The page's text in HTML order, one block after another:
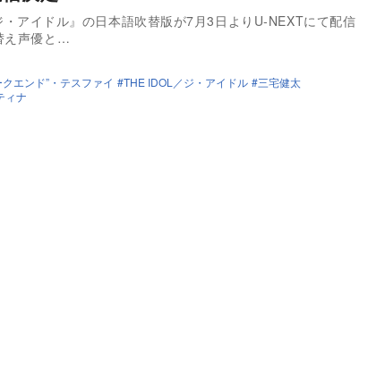
アイドル』の日本語吹替版が7月3日よりU-NEXTにて配信
え声優と…
エンド”・テスファイ THE IDOL／ジ・アイドル
三宅健太
ィナ